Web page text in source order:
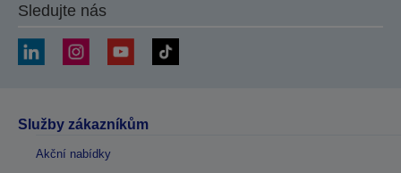
Sledujte nás
Služby zákazníkům
Akční nabídky